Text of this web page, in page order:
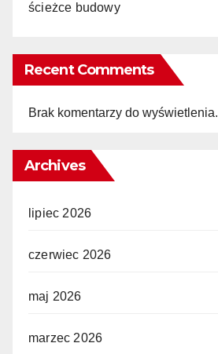
ścieżce budowy
Recent Comments
Brak komentarzy do wyświetlenia.
Archives
lipiec 2026
czerwiec 2026
maj 2026
marzec 2026